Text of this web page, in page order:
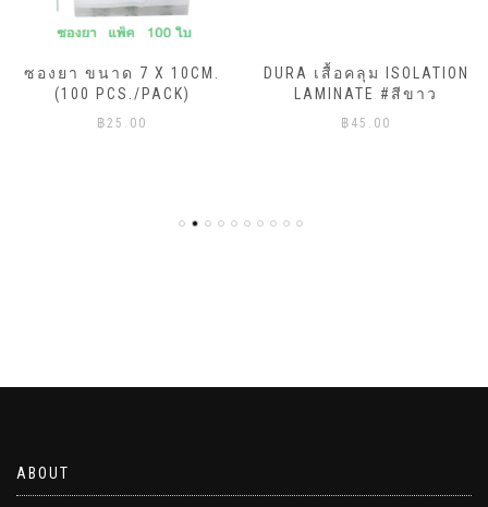
ซองยา ขนาด 7 X 10CM.
(100 PCS./PACK)
฿25.00
DURA เสื้อคลุม ISOLATION
LAMINATE #สีขาว
฿ 45.00
ABOUT